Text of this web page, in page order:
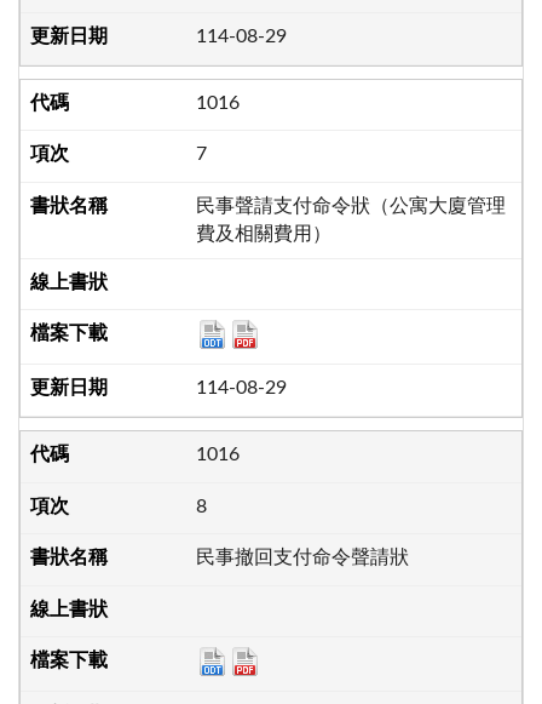
114-08-29
1016
7
民事聲請支付命令狀（公寓大廈管理
費及相關費用）
114-08-29
1016
8
民事撤回支付命令聲請狀